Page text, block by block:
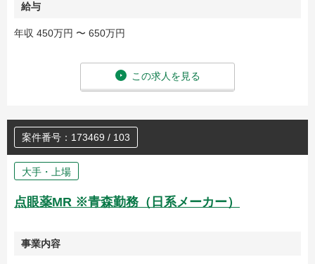
給与
年収 450万円 〜 650万円
この求人を見る
案件番号：173469 / 103
大手・上場
点眼薬MR ※青森勤務（日系メーカー）
事業内容